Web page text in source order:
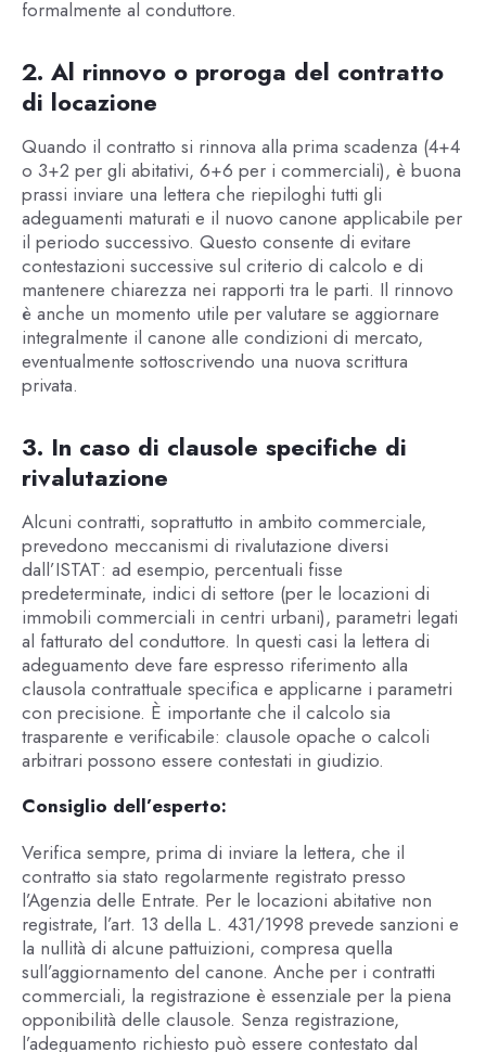
formalmente al conduttore.
2. Al rinnovo o proroga del contratto
di locazione
Quando il contratto si rinnova alla prima scadenza (4+4
o 3+2 per gli abitativi, 6+6 per i commerciali), è buona
prassi inviare una lettera che riepiloghi tutti gli
adeguamenti maturati e il nuovo canone applicabile per
il periodo successivo. Questo consente di evitare
contestazioni successive sul criterio di calcolo e di
mantenere chiarezza nei rapporti tra le parti. Il rinnovo
è anche un momento utile per valutare se aggiornare
integralmente il canone alle condizioni di mercato,
eventualmente sottoscrivendo una nuova scrittura
privata.
3. In caso di clausole specifiche di
rivalutazione
Alcuni contratti, soprattutto in ambito commerciale,
prevedono meccanismi di rivalutazione diversi
dall’ISTAT: ad esempio, percentuali fisse
predeterminate, indici di settore (per le locazioni di
immobili commerciali in centri urbani), parametri legati
al fatturato del conduttore. In questi casi la lettera di
adeguamento deve fare espresso riferimento alla
clausola contrattuale specifica e applicarne i parametri
con precisione. È importante che il calcolo sia
trasparente e verificabile: clausole opache o calcoli
arbitrari possono essere contestati in giudizio.
Consiglio dell’esperto:
Verifica sempre, prima di inviare la lettera, che il
contratto sia stato regolarmente registrato presso
l’Agenzia delle Entrate. Per le locazioni abitative non
registrate, l’art. 13 della L. 431/1998 prevede sanzioni e
la nullità di alcune pattuizioni, compresa quella
sull’aggiornamento del canone. Anche per i contratti
commerciali, la registrazione è essenziale per la piena
opponibilità delle clausole. Senza registrazione,
l’adeguamento richiesto può essere contestato dal